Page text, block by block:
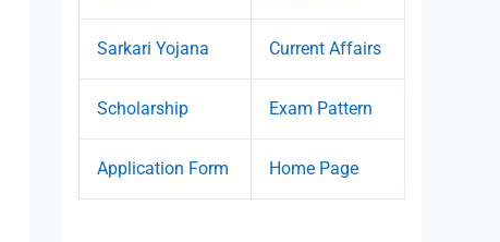
Sarkari Yojana Current Affairs
Scholarship Exam Pattern
Application Form Home Page